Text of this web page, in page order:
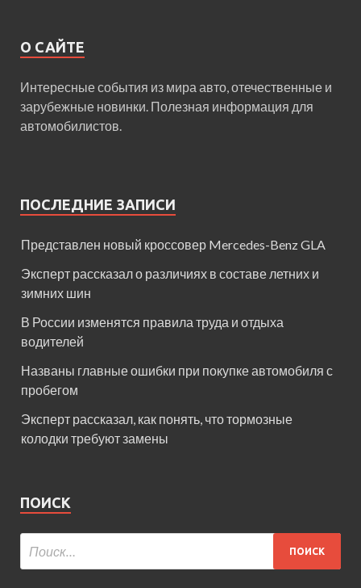
О САЙТЕ
Интересные события из мира авто, отечественные и
зарубежные новинки. Полезная информация для
автомобилистов.
ПОСЛЕДНИЕ ЗАПИСИ
Представлен новый кроссовер Mercedes-Benz GLA
Эксперт рассказал о различиях в составе летних и
зимних шин
В России изменятся правила труда и отдыха
водителей
Названы главные ошибки при покупке автомобиля с
пробегом
Эксперт рассказал, как понять, что тормозные
колодки требуют замены
ПОИСК